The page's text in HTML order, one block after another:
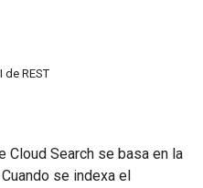
REST
Cloud Search se basa en la
se indexa el